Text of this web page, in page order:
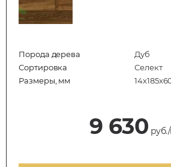
Порода дерева
Дуб
Сортировка
Селект
Размеры, мм
9 630